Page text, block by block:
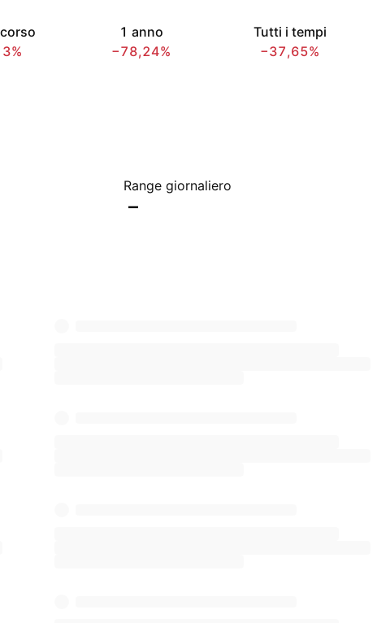
1 anno
−78,24%
Tutti i tempi
−37,65%
Range giornaliero
–